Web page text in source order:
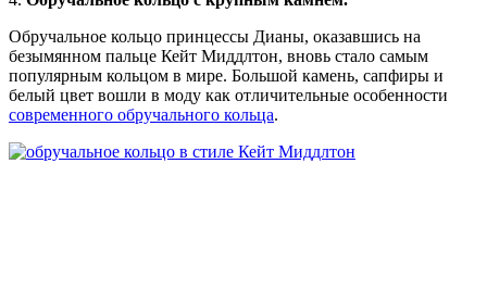
Обручальное кольцо принцессы Дианы, оказавшись на
безымянном пальце Кейт Миддлтон, вновь стало самым
популярным кольцом в мире. Большой камень, сапфиры и
белый цвет вошли в моду как отличительные особенности
современного обручального кольца.